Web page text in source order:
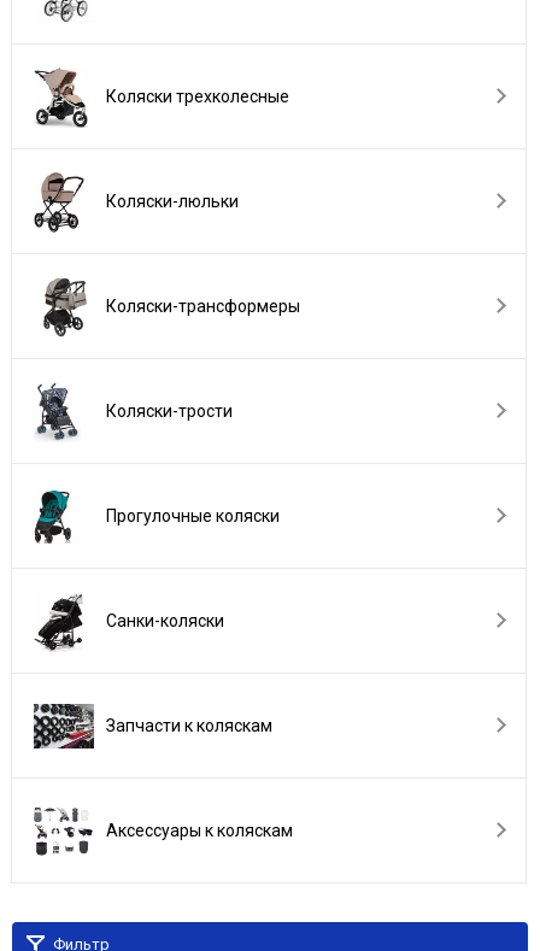
Коляски трехколесные
Коляски-люльки
Коляски-трансформеры
Коляски-трости
Прогулочные коляски
Санки-коляски
Запчасти к коляскам
Аксессуары к коляскам
Фильтр